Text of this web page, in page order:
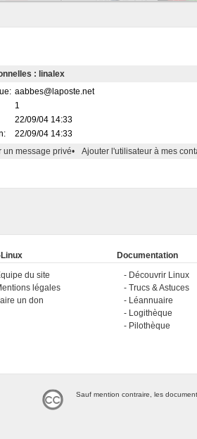
: linalex
aabbes@laposte.net
1
22/09/04 14:33
22/09/04 14:33
un message privé• Ajouter l'utilisateur à mes
Linux
du site
légales
un don
Documentation
Découvrir Linux
Trucs & Astuces
Léannuaire
Logithèque
Pilothèque
Sauf mention contraire, les